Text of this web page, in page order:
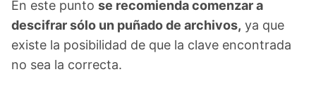
En este punto se recomienda comenzar a
descifrar sólo un puñado de archivos, ya que
existe la posibilidad de que la clave encontrada
no sea la correcta.